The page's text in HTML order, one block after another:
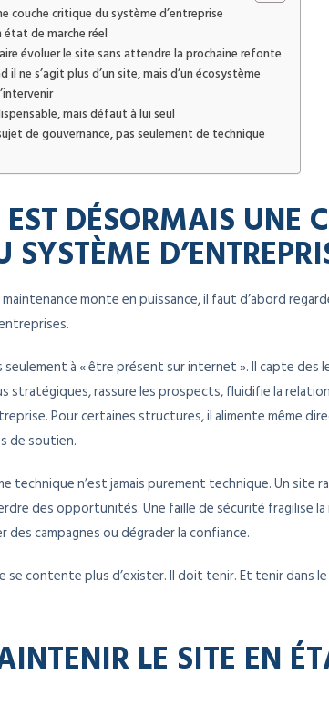
couche critique du système d’entreprise
état de marche réel
évoluer le site sans attendre la prochaine refonte
il ne s’agit plus d’un site, mais d’un écosystème
mais défaut à lui seul
de gouvernance, pas seulement de technique
DÉSORMAIS UNE
monte en puissance, il faut d’abord
à « être présent sur internet ». Il capte des
stratégiques, rassure les prospects, fluidifie la
Pour certaines structures, il alimente même
de soutien.
technique n’est jamais purement technique. Un site
des opportunités. Une faille de sécurité fragilise
campagnes ou dégrader la confiance.
contente plus d’exister. Il doit tenir. Et tenir dans
LE SITE EN